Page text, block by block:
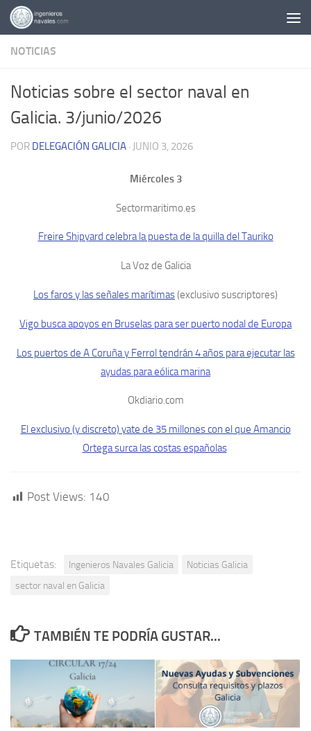
Saltar al contenido
NOTICIAS
Noticias sobre el sector naval en
Galicia. 3/junio/2026
POR DELEGACIÓN GALICIA · JUNIO 3, 2026
Miércoles 3
Sectormaritimo.es
Freire Shipyard celebra la puesta de la quilla del Tauriko
La Voz de Galicia
Los faros y las señales marítimas(exclusivo suscriptores)
Vigo busca apoyos en Bruselas para ser puerto nodal de Europa
Los puertos de A Coruña y Ferrol tendrán 4 años para ejecutar las
ayudas para eólica marina
Okdiario.com
El exclusivo (y discreto) yate de 35 millones con el que Amancio
Ortega surca las costas españolas
Post Views: 140
Etiquetas: Ingenieros Navales Galicia
Noticias Galicia
sector naval en Galicia
TAMBIÉN TE PODRÍA GUSTAR...